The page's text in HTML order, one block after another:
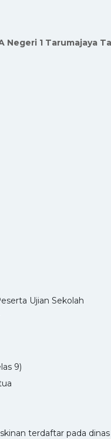
Negeri 1 Tarumajaya
Ujian Sekolah
9)
terdaftar pada